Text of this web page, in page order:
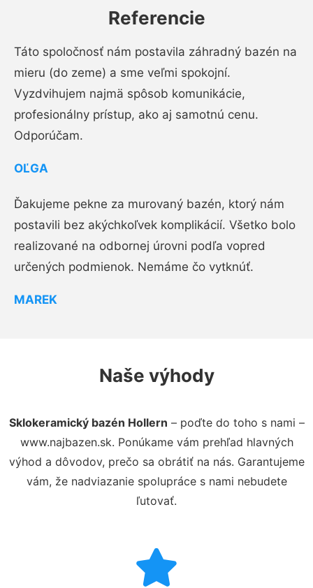
Referencie
Táto spoločnosť nám postavila záhradný bazén na
mieru (do zeme) a sme veľmi spokojní.
Vyzdvihujem najmä spôsob komunikácie,
profesionálny prístup, ako aj samotnú cenu.
Odporúčam.
OĽGA
Ďakujeme pekne za murovaný bazén, ktorý nám
postavili bez akýchkoľvek komplikácií. Všetko bolo
realizované na odbornej úrovni podľa vopred
určených podmienok. Nemáme čo vytknúť.
MAREK
Naše výhody
Sklokeramický bazén Hollern – poďte do toho s nami –
www.najbazen.sk. Ponúkame vám prehľad hlavných
výhod a dôvodov, prečo sa obrátiť na nás. Garantujeme
vám, že nadviazanie spolupráce s nami nebudete
ľutovať.